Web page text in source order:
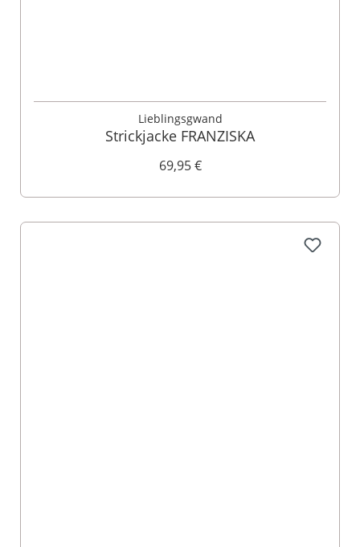
Lieblingsgwand
Strickjacke FRANZISKA
69,95 €